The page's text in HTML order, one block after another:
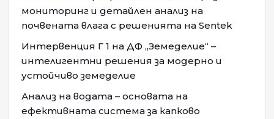
мониторинг и детайлен анализ на
почвената влага с решенията на Sentek
Интервенция Г 1 на ДФ „Земеделие“ –
интелигентни решения за модерно и
устойчиво земеделие
Анализ на водата – основата на
ефективната система за капково